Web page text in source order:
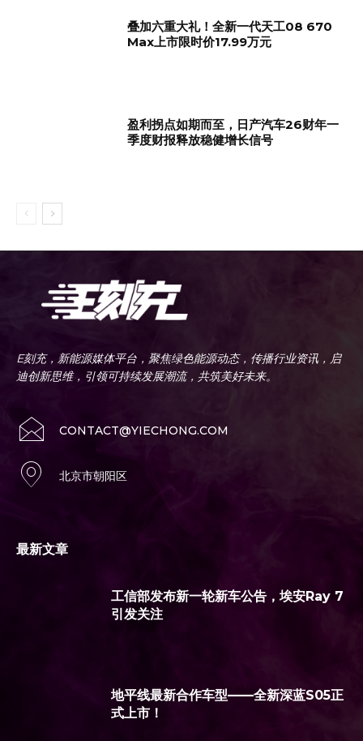
叠加六重大礼！全新一代天工08 670
Max上市限时价17.99万元
盈利拐点如期而至，日产汽车26财年一
季度财报释放稳健增长信号
E刻充，新能源媒体平台，聚焦绿色能源动态，传播行业资讯，启
迪创新思维，引领可持续发展潮流，共筑美好未来。
CONTACT@YIECHONG.COM
北京市朝阳区
最新文章
工信部发布新一轮新车公告，埃安Ray 7
引发关注
地平线最新合作车型——全新深蓝S05正
式上市！